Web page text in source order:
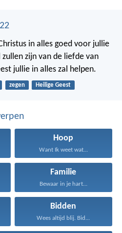
in alles goed voor jullie
zijn van de liefde van
jullie in alles zal helpen.
zegen Heilige Geest
Hoop
Want Ik weet wat...
Familie
Bewaar in je hart...
Bidden
Wees altijd blij. Bid...